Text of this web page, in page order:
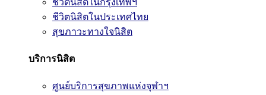
ชีวิตนิสิตในประเทศไทย
สุขภาวะทางใจนิสิต
บริการนิสิต
ศูนย์บริการสุขภาพแห่งจุฬาฯ